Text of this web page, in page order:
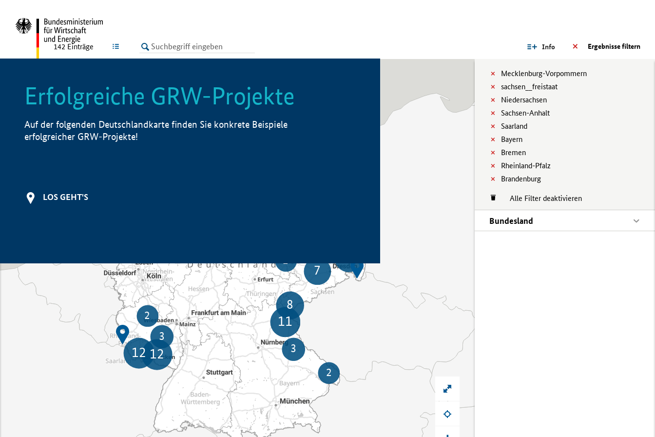
LISTE Ergebnisse filtern
Info
Mecklenburg-Vorpommern
sachsen__freistaat
Niedersachsen
Sachsen-Anhalt
Saarland
Bayern
Bremen
Rheinland-Pfalz
Brandenburg
Alle Filter deaktivieren
Bundesland
142 Einträge
Erfolgreiche GRW-Projekte
Auf der folgenden Deutschlandkarte finden Sie konkrete Beispiele
erfolgreicher GRW-Projekte!
LOS GEHT'S